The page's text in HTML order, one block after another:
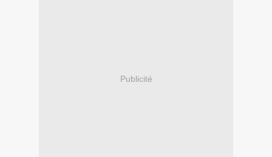
Publicité